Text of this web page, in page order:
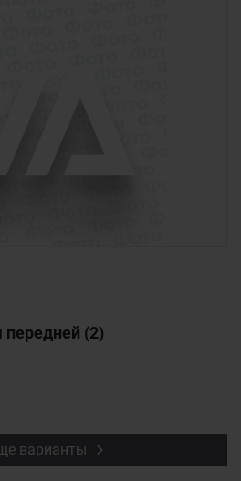
(2)
варианты